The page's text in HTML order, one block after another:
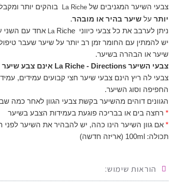
הוראות שימוש:
צבעי השיער המגניבים של
La Riche בוהקים יותר
יותר על שיער בהיר או מובהר.
ניתן לערבב את כל צבעי כיווני Riche אחד עם השני על מנת ליצור גוון ייחודי משלך.
יש להמתין עם החומר זמן רב יותר על שיער שעבר
שיער או הבהרה בשיער.
צבעי השיער La Riche - Directions אינם צבע שיער קבוע.
צבעי לה ריץ הינם צבעי שיער חצי קבועים עמידים,
החפיפה וסוג השיער.
הגוונים דוהים מהשיער בקשת צבעי הגוון לאחר כמה
* רחצה בים או בבריכה פוגעת בעמידות הצבע בשיער
* אם גוון השיער הינו כהה, יש להבהיר את השיער לפני
תכולה: 100ml (אריזה חדשה)